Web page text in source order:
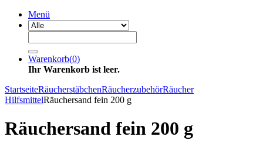
Menü
Warenkorb(0)
Ihr Warenkorb ist leer.
StartseiteRäucherstäbchenRäucherzubehörRäucher
HilfsmittelRäuchersand fein 200 g
Räuchersand fein 200 g